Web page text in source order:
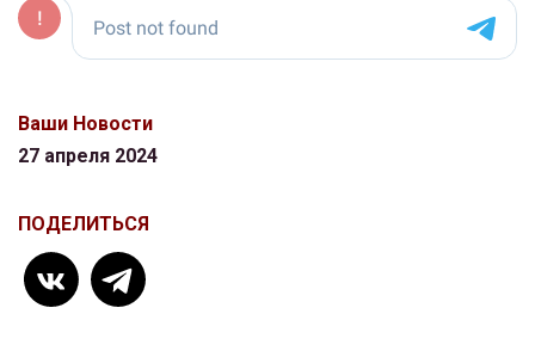
Ваши Новости
27 апреля 2024
ПОДЕЛИТЬСЯ